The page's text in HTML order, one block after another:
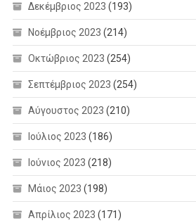
Δεκέμβριος 2023 (193)
Νοέμβριος 2023 (214)
Οκτώβριος 2023 (254)
Σεπτέμβριος 2023 (254)
Αύγουστος 2023 (210)
Ιούλιος 2023 (186)
Ιούνιος 2023 (218)
Μάιος 2023 (198)
Απρίλιος 2023 (171)